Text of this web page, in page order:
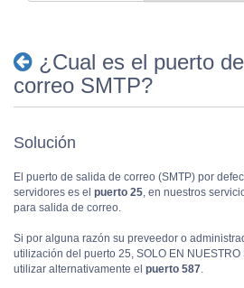
¿Cual es el puerto
correo SMTP?
Solución
El puerto de salida de correo (SMTP) por
servidores es el puerto 25, en nuestros
para salida de correo.
Si por alguna razón su preveedor o
utilización del puerto 25, SOLO EN
utilizar alternativamente el puerto 587.